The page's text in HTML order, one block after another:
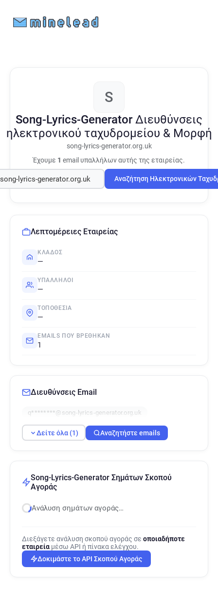
S
Song-Lyrics-Generator Διευθύνσεις
ηλεκτρονικού ταχυδρομείου & Μορφή
song-lyrics-generator.org.uk
Έχουμε 1 email υπαλλήλων αυτής της εταιρείας.
Αναζήτηση Ηλεκτρονικών
Λεπτομέρειες Εταιρείας
ΚΛΆΔΟΣ
—
ΥΠΆΛΛΗΛΟΙ
—
ΤΟΠΟΘΕΣΊΑ
—
EMAILS ΠΟΥ ΒΡΈΘΗΚΑΝ
1
Διευθύνσεις Email
q********@song-lyrics-generator.org.uk
Δείτε όλα (1) Αναζητήστε emails
Song-Lyrics-Generator Σημάτων Σκοπού
Αγοράς
Ανάλυση σημάτων αγοράς…
Διεξάγετε ανάλυση σκοπού αγοράς σε οποιαδήποτε
εταιρεία μέσω API ή πίνακα ελέγχου.
Δοκιμάστε το API Σκοπού Αγοράς